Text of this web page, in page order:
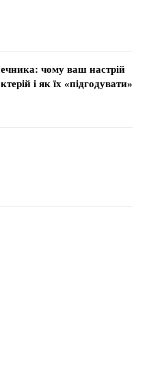
чому ваш настрій
і як їх «підгодувати»